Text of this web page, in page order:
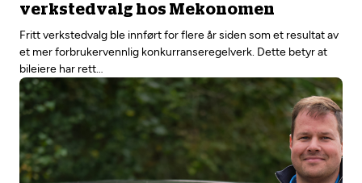
verkstedvalg hos Mekonomen
Fritt verkstedvalg ble innført for flere år siden som et resultat av
et mer forbrukervennlig konkurranseregelverk. Dette betyr at
bileiere har rett…